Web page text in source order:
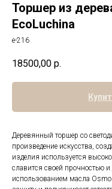
Торшер из
EcoLuchina
е-216
18500,00 р.
Деревянный торшер со
произведение искусства,
изделия используется
славится своей прочностью
использованием масла Osmo